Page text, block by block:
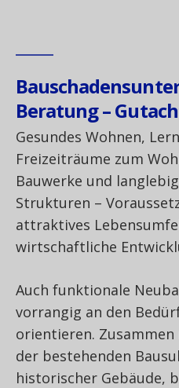
Beratung –
Gesundes Wohnen,
Freizeiträume zum
Bauwerke und
Strukturen –
attraktives
wirtschaftliche
Auch funktionale
vorrangig an den
orientieren.
der bestehenden
historischer Gebäude,